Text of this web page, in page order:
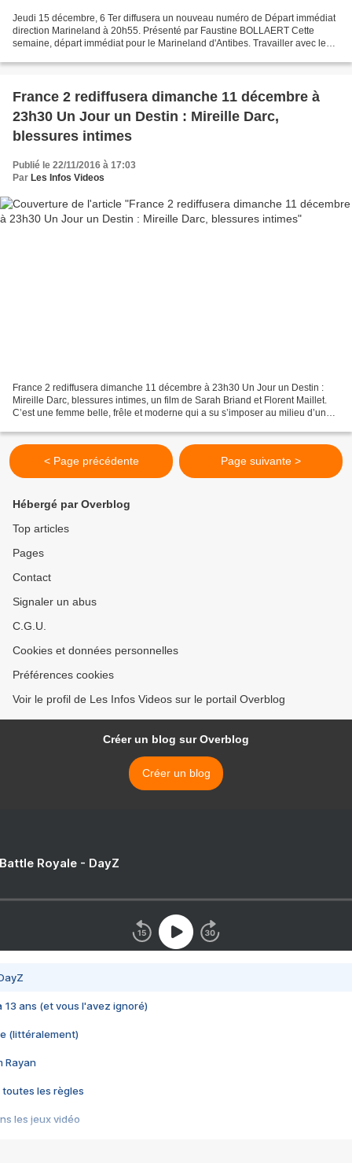
Jeudi 15 décembre, 6 Ter diffusera un nouveau numéro de Départ immédiat
direction Marineland à 20h55. Présenté par Faustine BOLLAERT Cette
semaine, départ immédiat pour le Marineland d'Antibes. Travailler avec les
France 2 rediffusera dimanche 11 décembre à
23h30 Un Jour un Destin : Mireille Darc,
blessures intimes
Publié le 22/11/2016 à 17:03
Par Les Infos Videos
France 2 rediffusera dimanche 11 décembre à 23h30 Un Jour un Destin :
Mireille Darc, blessures intimes, un film de Sarah Briand et Florent Maillet.
C’est une femme belle, frêle et moderne qui a su s’imposer au milieu d’une
< Page précédente Page suivante >
Hébergé par Overblog
Top articles
Pages
Contact
Signaler un abus
C.G.U.
Cookies et données personnelles
Préférences cookies
Voir le profil de Les Infos Videos sur le portail Overblog
Créer un blog sur Overblog
Créer un blog
Royale - DayZ
13 ans (et vous l'avez ignoré)
(littéralement)
Rayan
toutes les règles
les jeux vidéo